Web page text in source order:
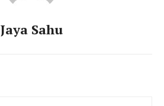
Jaya Sahu